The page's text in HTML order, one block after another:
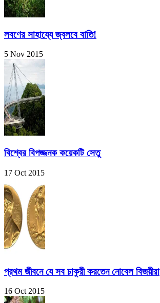
লবণের সাহায্যে জ্বলবে বাতি!
5 Nov 2015
বিশ্বের বিপজ্জনক কয়েকটি সেতু
17 Oct 2015
প্রথম জীবনে যে সব চাকুরী করতেন নোবেল বিজয়ীরা
16 Oct 2015